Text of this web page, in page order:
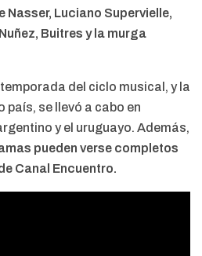
Nasser, Luciano Supervielle,
Buitres y la murga
del ciclo musical, y la
país, se llevó a cabo en
y el uruguayo. Además,
pueden verse completos
Canal Encuentro.